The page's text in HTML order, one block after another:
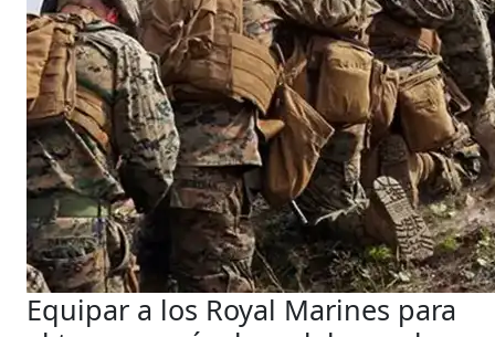
Equipar a los Royal Marines para